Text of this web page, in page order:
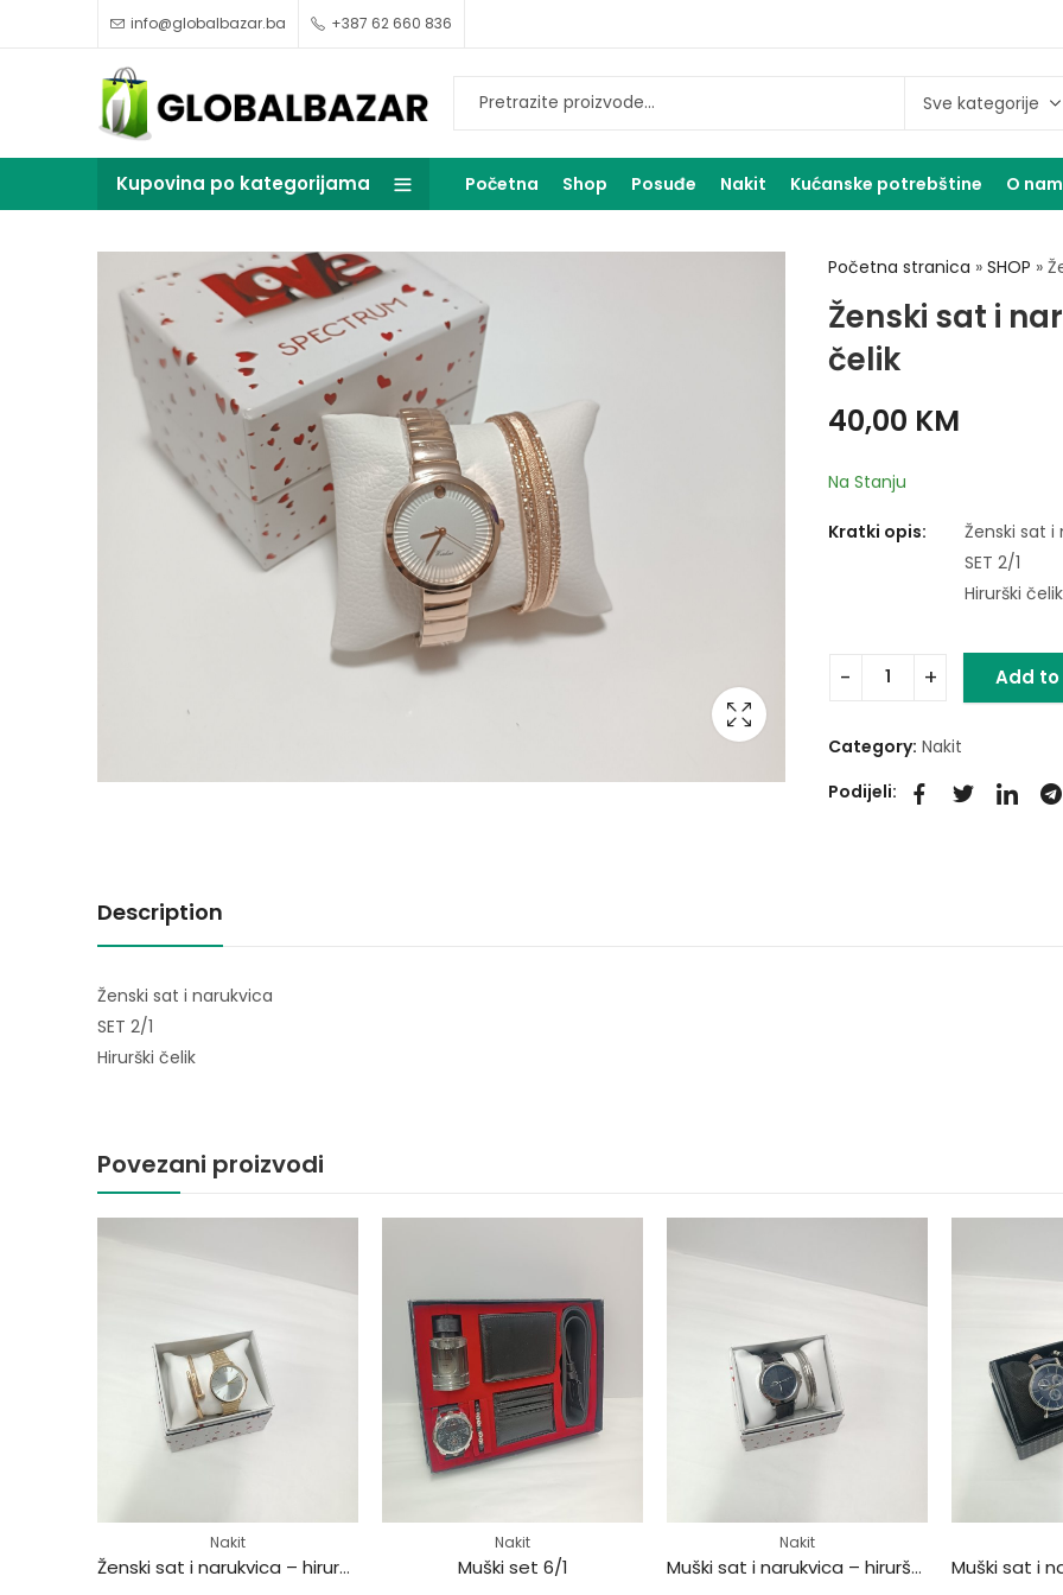
info@globalbazar.ba +387 62 660 836
Kupovina po kategorijama Početna Shop Posuđe Nakit Kućanske potrebštine O
Početna stranica » SHOP »
Ženski sat i
čelik
40,00 KM
Na Stanju
Kratki opis:
Ženski sat i
SET 2/1
Hirurški čelik
Add
Category: Nakit
Podijeli:
Description
Ženski sat i narukvica
SET 2/1
Hirurški čelik
Povezani proizvodi
Nakit
Ženski sat i narukvica – hirurški čelik
Nakit
Muški set 6/1
Nakit
Muški sat i narukvica – hirurški čelik